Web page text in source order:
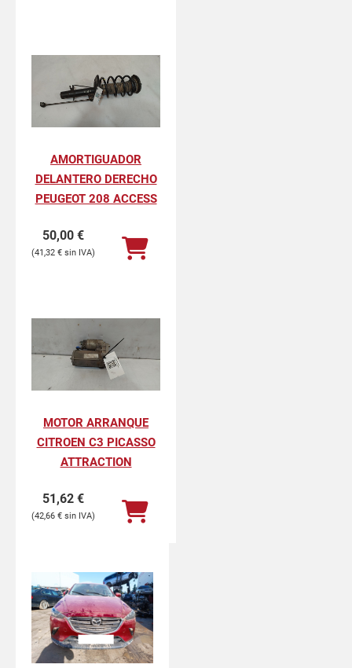
AMORTIGUADOR
DELANTERO DERECHO
PEUGEOT 208 ACCESS
50,00 €
41,32 €
MOTOR ARRANQUE
CITROEN C3 PICASSO
ATTRACTION
51,62 €
42,66 €